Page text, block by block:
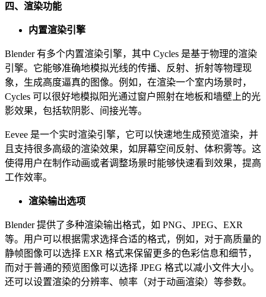
四、渲染功能
内置渲染引擎
Blender 有多个内置渲染引擎，其中 Cycles 是基于物理的渲染
引擎。它能够准确地模拟光线的传播、反射、折射等物理现
象，生成高度逼真的图像。例如，在渲染一个室内场景时，
Cycles 可以很好地模拟阳光通过窗户照射在地板和墙壁上的光
影效果，包括软阴影、间接光等。
Eevee 是一个实时渲染引擎，它可以快速地生成预览渲染，并
且支持很多高级的渲染效果，如屏幕空间反射、体积雾等。这
使得用户在制作动画或者调整场景时能够快速看到效果，提高
工作效率。
渲染输出选项
Blender 提供了多种渲染输出格式，如 PNG、JPEG、EXR
等。用户可以根据需求选择合适的格式，例如，对于高质量的
静帧图像可以选择 EXR 格式来保留更多的色彩信息和细节，
而对于普通的预览图像可以选择 JPEG 格式以减小文件大小。
还可以设置渲染的分辨率、帧率（对于动画渲染）等参数。